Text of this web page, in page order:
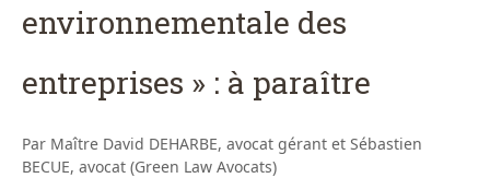
environnementale des
entreprises » : à paraître
Par Maître David DEHARBE, avocat gérant et Sébastien
BECUE, avocat (Green Law Avocats)